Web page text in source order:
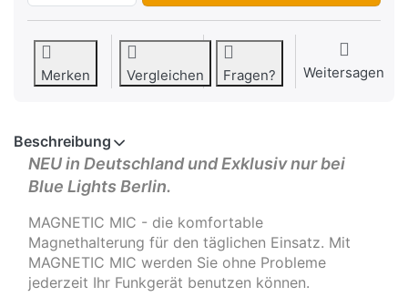
Merken Vergleichen Fragen? Weitersagen
Beschreibung
NEU in Deutschland und Exklusiv nur bei
Blue Lights Berlin.
MAGNETIC MIC - die komfortable
Magnethalterung für den täglichen Einsatz. Mit
MAGNETIC MIC werden Sie ohne Probleme
jederzeit Ihr Funkgerät benutzen können.